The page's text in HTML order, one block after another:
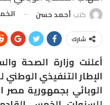
كتب أحمد حسن الخميس 6
شارك
أعلنت وزارة الصحة
الإطار التنفيذي
الوبائي بجمهورية